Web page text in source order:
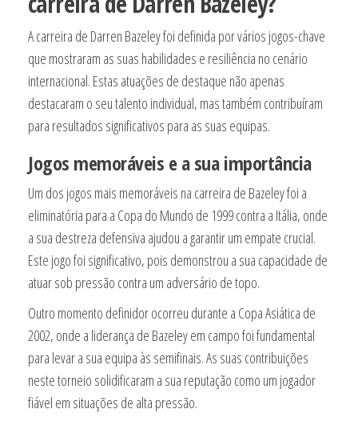
A carreira de Darren Bazeley foi definida por vários jogos-chave
que mostraram as suas habilidades e resiliência no cenário
internacional. Estas atuações de destaque não apenas
destacaram o seu talento individual, mas também contribuíram
para resultados significativos para as suas equipas.
Jogos memoráveis e a sua importância
Um dos jogos mais memoráveis na carreira de Bazeley foi a
eliminatória para a Copa do Mundo de 1999 contra a Itália, onde
a sua destreza defensiva ajudou a garantir um empate crucial.
Este jogo foi significativo, pois demonstrou a sua capacidade de
atuar sob pressão contra um adversário de topo.
Outro momento definidor ocorreu durante a Copa Asiática de
2002, onde a liderança de Bazeley em campo foi fundamental
para levar a sua equipa às semifinais. As suas contribuições
neste torneio solidificaram a sua reputação como um jogador
fiável em situações de alta pressão.